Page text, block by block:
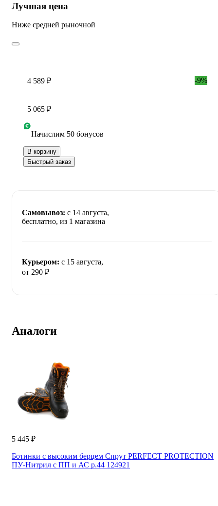
Лучшая цена
Ниже средней рыночной
4 589 ₽ -9%
5 065 ₽
Начислим 50 бонусов
В корзину
Быстрый заказ
Самовывоз: c 14 августа,
бесплатно, из 1 магазина
Курьером: c 15 августа,
от 290 ₽
Аналоги
5 445 ₽
Ботинки с высоким берцем Спрут PERFECT PROTECTION
ПУ-Нитрил с ПП и АС р.44 124921